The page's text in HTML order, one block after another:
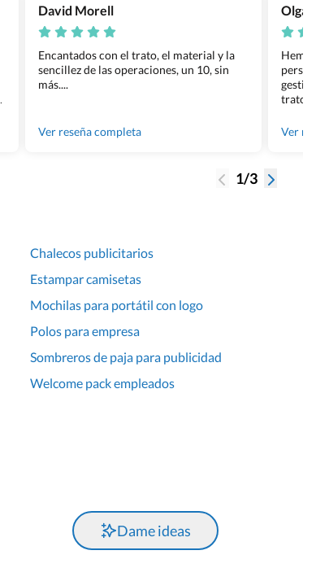
David Morell
Encantados con el trato, el material y la
sencillez de las operaciones, un 10, sin
más....
Ver reseña completa
Olga
Hemos
gestión
trato
gente
Ver
1/3
Chalecos publicitarios
Estampar camisetas
Mochilas para portátil con logo
Polos para empresa
Sombreros de paja para publicidad
Welcome pack empleados
Dame ideas